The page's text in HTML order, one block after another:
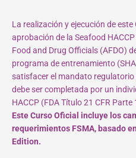
La realización y ejecución de
aprobación de la Seafood
Food and Drug Officials (AFDO)
programa de entrenamiento
satisfacer el mandato regulatorio
debe ser completada por un
HACCP (FDA Título 21 CFR
Este Curso Oficial incluye los
requerimientos FSMA, basado
Edition.